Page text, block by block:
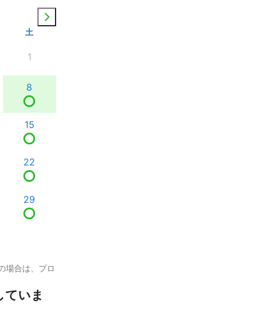
土
1
8
15
22
29
場合は、プロ
ていま